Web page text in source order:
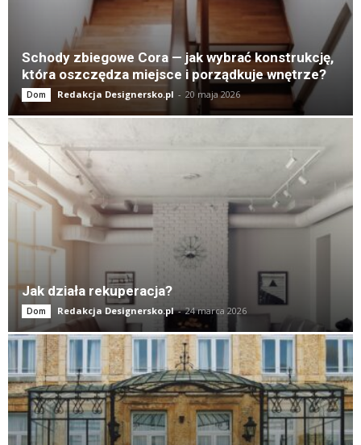
Schody zbiegowe Cora — jak wybrać konstrukcję,
która oszczędza miejsce i porządkuje wnętrze?
Dom Redakcja Designersko.pl - 20 maja 2026
Jak działa rekuperacja?
Dom Redakcja Designersko.pl - 24 marca 2026